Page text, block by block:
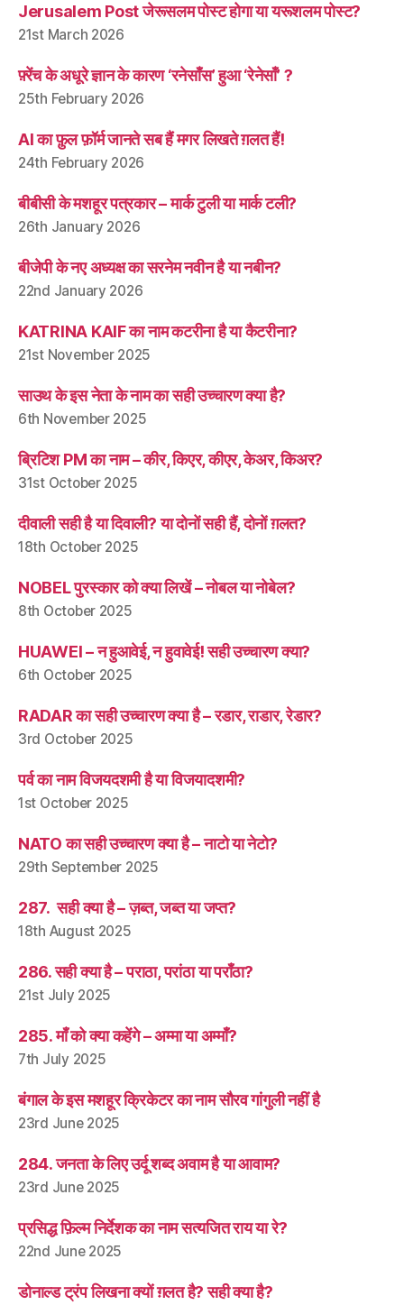
Jerusalem Post जेरूसलम पोस्ट होगा या यरूशलम पोस्ट?
21st March 2026
फ़्रेंच के अधूरे ज्ञान के कारण ‘रनेसाँस’ हुआ ‘रेनेसाँ’ ?
25th February 2026
AI का फ़ुल फ़ॉर्म जानते सब हैं मगर लिखते ग़लत हैं!
24th February 2026
बीबीसी के मशहूर पत्रकार – मार्क टुली या मार्क टली?
26th January 2026
बीजेपी के नए अध्यक्ष का सरनेम नवीन है या नबीन?
22nd January 2026
KATRINA KAIF का नाम कटरीना है या कैटरीना?
21st November 2025
साउथ के इस नेता के नाम का सही उच्चारण क्या है?
6th November 2025
ब्रिटिश PM का नाम – कीर, किएर, कीएर, केअर, किअर?
31st October 2025
दीवाली सही है या दिवाली? या दोनों सही हैं, दोनों ग़लत?
18th October 2025
NOBEL पुरस्कार को क्या लिखें – नोबल या नोबेल?
8th October 2025
HUAWEI – न हुआवेई, न हुवावेई! सही उच्चारण क्या?
6th October 2025
RADAR का सही उच्चारण क्या है – रडार, राडार, रेडार?
3rd October 2025
पर्व का नाम विजयदशमी है या विजयादशमी?
1st October 2025
NATO का सही उच्चारण क्या है – नाटो या नेटो?
29th September 2025
287. सही क्या है – ज़ब्त, जब्त या जप्त?
18th August 2025
286. सही क्या है – पराठा, परांठा या पराँठा?
21st July 2025
285. माँ को क्या कहेंगे – अम्मा या अम्माँ?
7th July 2025
बंगाल के इस मशहूर क्रिकेटर का नाम सौरव गांगुली नहीं है
23rd June 2025
284. जनता के लिए उर्दू शब्द अवाम है या आवाम?
23rd June 2025
प्रसिद्ध फ़िल्म निर्देशक का नाम सत्यजित राय या रे?
22nd June 2025
डोनाल्ड ट्रंप लिखना क्यों ग़लत है? सही क्या है?